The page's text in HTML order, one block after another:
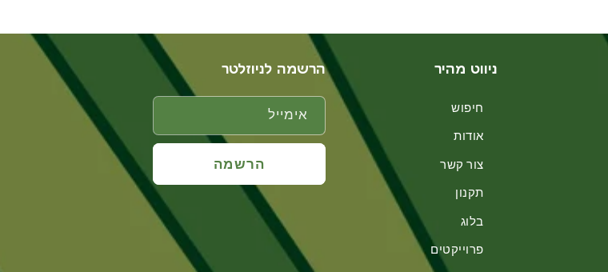
ניווט מהיר
חיפוש
אודות
צור קשר
תקנון
בלוג
פרוייקטים
הרשמה לניוזלטר
אימייל
הרשמה